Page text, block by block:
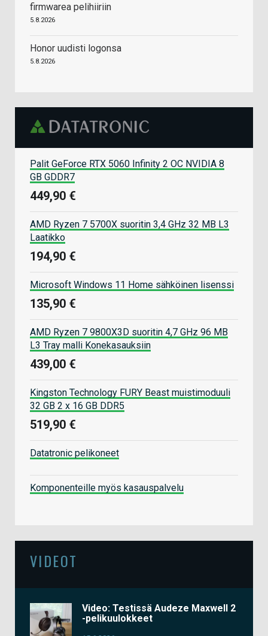
firmwarea pelihiiriin
5.8.2026
Honor uudisti logonsa
5.8.2026
Palit GeForce RTX 5060 Infinity 2 OC NVIDIA 8
GB GDDR7
449,90 €
AMD Ryzen 7 5700X suoritin 3,4 GHz 32 MB L3
Laatikko
194,90 €
Microsoft Windows 11 Home sähköinen lisenssi
135,90 €
AMD Ryzen 7 9800X3D suoritin 4,7 GHz 96 MB
L3 Tray malli Konekasauksiin
439,00 €
Kingston Technology FURY Beast muistimoduuli
32 GB 2 x 16 GB DDR5
519,90 €
Datatronic pelikoneet
Komponenteille myös kasauspalvelu
VIDEOT
Video: Testissä Audeze Maxwell 2
-pelikuulokkeet